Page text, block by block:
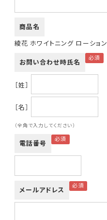
商品名
綾花 ホワイトニング ローション
お問い合わせ時氏名
［姓］
［名］
（全角で入力してください）
電話番号
メールアドレス